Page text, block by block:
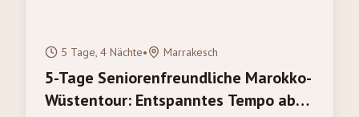
5 Tage, 4 Nächte• Marrakesch
5-Tage Seniorenfreundliche Marokko-
Wüstentour: Entspanntes Tempo ab